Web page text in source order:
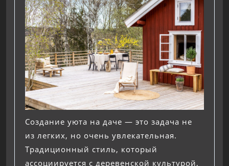
Создание уюта на даче — это задача не
из легких, но очень увлекательная.
Традиционный стиль, который
ассоциируется с деревенской культурой,